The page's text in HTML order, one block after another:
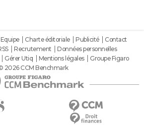
Equipe Charte éditoriale Publicité
Contact
Recrutement
Données personnelles
Gérer Utiq Mentions légales
Groupe Figaro
2026 CCM Benchmark